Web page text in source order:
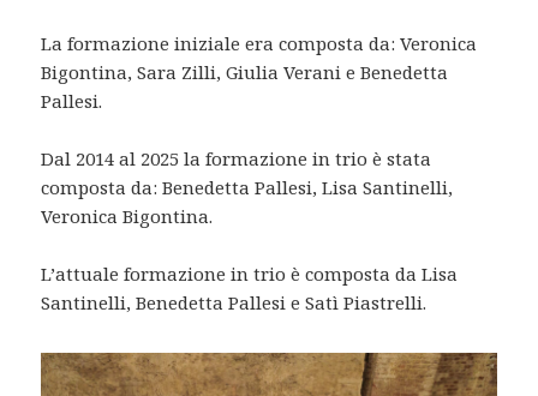
La formazione iniziale era composta da: Veronica
Bigontina, Sara Zilli, Giulia Verani e Benedetta
Pallesi.
Dal 2014 al 2025 la formazione in trio è stata
composta da: Benedetta Pallesi, Lisa Santinelli,
Veronica Bigontina.
L’attuale formazione in trio è composta da Lisa
Santinelli, Benedetta Pallesi e Satì Piastrelli.